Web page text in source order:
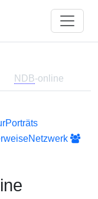
NDB-online
Porträts
Netzwerk